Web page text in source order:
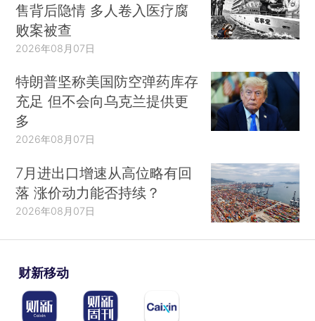
售背后隐情 多人卷入医疗腐
败案被查
2026年08月07日
特朗普坚称美国防空弹药库存
充足 但不会向乌克兰提供更
多
2026年08月07日
7月进出口增速从高位略有回
落 涨价动力能否持续？
2026年08月07日
财新移动